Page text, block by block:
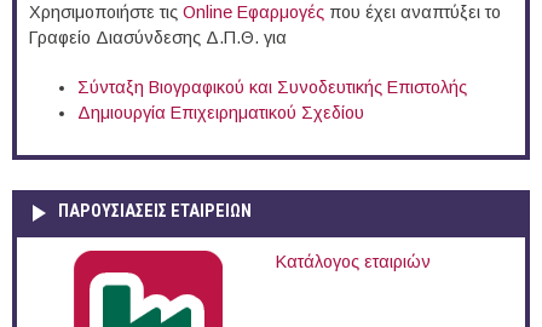
Χρησιμοποιήστε τις Online Eφαρμογές που έχει αναπτύξει το
Γραφείο Διασύνδεσης Δ.Π.Θ. για
Σύνταξη Βιογραφικού και Συνοδευτικής Επιστολής
Δημιουργία Επιχειρηματικού Σχεδίου
ΠΑΡΟΥΣΙΆΣΕΙΣ ΕΤΑΙΡΕΙΏΝ
Κατάλογος εταιριών